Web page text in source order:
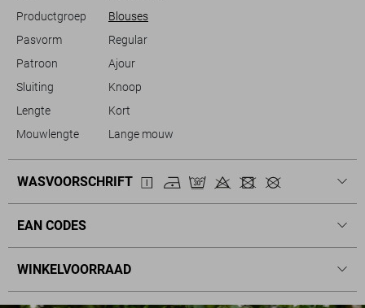
Productgroep
Blouses
Pasvorm
Regular
Patroon
Ajour
Sluiting
Knoop
Lengte
Kort
Mouwlengte
Lange mouw
WASVOORSCHRIFT
EAN CODES
WINKELVOORRAAD